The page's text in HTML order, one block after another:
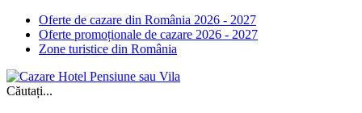
Oferte de cazare din România 2026 - 2027
Oferte promoționale de cazare 2026 - 2027
Zone turistice din România
Căutați...